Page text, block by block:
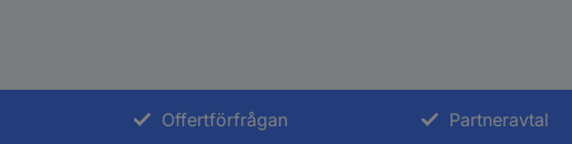
Offertförfrågan Partneravtal